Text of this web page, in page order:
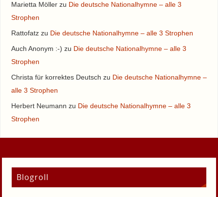
Marietta Möllerzu Die deutsche Nationalhymne – alle 3
Strophen
Rattofatzzu Die deutsche Nationalhymne – alle 3 Strophen
Auch Anonym :-) zu Die deutsche Nationalhymne – alle 3
Strophen
Christa für korrektes Deutsch zu Die deutsche Nationalhymne –
alle 3 Strophen
Herbert Neumann zu Die deutsche Nationalhymne – alle 3
Strophen
Blogroll